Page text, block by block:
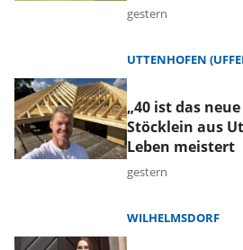
gestern
UTTENHOFEN
„40 ist das neue
Stöcklein aus
Leben meistert
gestern
WILHELMSDORF